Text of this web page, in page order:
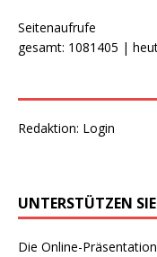
Seitenaufrufe
gesamt: 1081405 |
Redaktion: Login
UNTERSTÜTZEN
Die Online-